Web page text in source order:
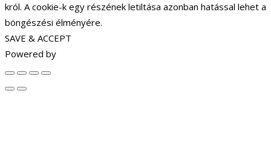
król. A cookie-k egy részének letiltása azonban hatással lehet a
böngészési élményére.
SAVE & ACCEPT
Powered by